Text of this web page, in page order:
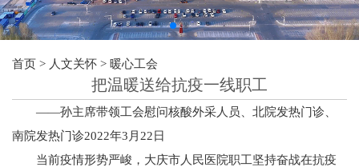
首页 > 人文关怀 >暖心工会
把温暖送给抗疫一线职工
——孙主席带领工会慰问核酸外采人员、北院发热门诊、
南院发热门诊2022年3月22日
当前疫情形势严峻，大庆市人民医院职工坚持奋战在抗疫